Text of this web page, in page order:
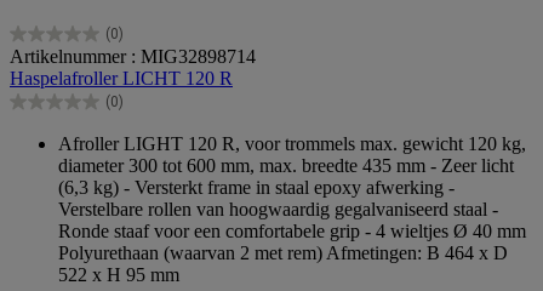
(0)
0.0
van
de
5
Artikelnummer : MIG32898714
Haspelafroller LICHT 120 R
(0)
0.0
sterren.
Afroller LIGHT 120 R, voor trommels max. gewicht 120 kg,
diameter 300 tot 600 mm, max. breedte 435 mm - Zeer licht
(6,3 kg) - Versterkt frame in staal epoxy afwerking -
Verstelbare rollen van hoogwaardig gegalvaniseerd staal -
Ronde staaf voor een comfortabele grip - 4 wieltjes Ø 40 mm
Polyurethaan (waarvan 2 met rem) Afmetingen: B 464 x D
522 x H 95 mm